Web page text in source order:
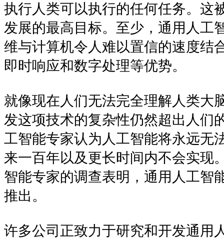
执行人类可以执行的任何任务。这
发展的最高目标。至少，通用人工
维与计算机令人难以置信的速度结
即时响应和数字处理等优势。
就像现在人们无法完全理解人类大
发这项技术的复杂性仍然超出人们
工智能专家认为人工智能将永远无
来一百年以及更长时间内不会实现
智能专家的调查表明，通用人工智
推出。
许多公司正致力于研究和开发通用